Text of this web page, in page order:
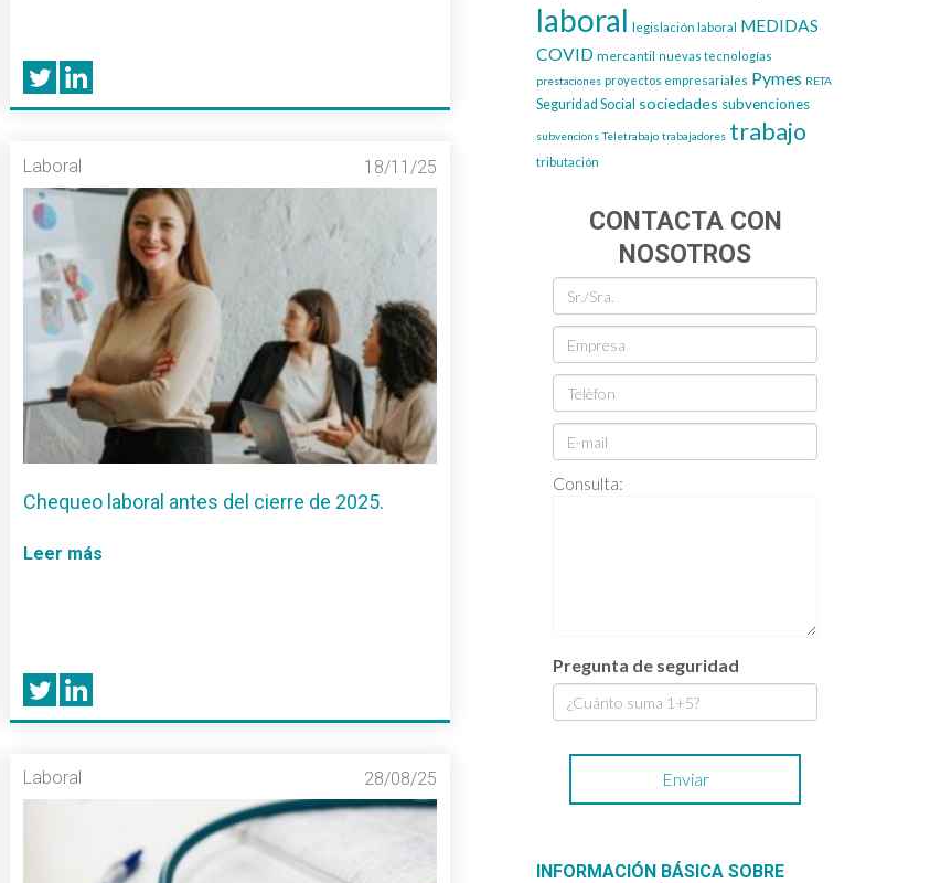
Laboral 18/11/25
Chequeo laboral antes del cierre de 2025.
Leer más
Laboral 28/08/25
laboral legislación laboral MEDIDAS
COVID mercantil nuevas tecnologías
prestaciones proyectos empresariales Pymes RETA
Seguridad Social sociedades subvenciones
subvencions Teletrabajo trabajadores trabajo
tributación
CONTACTA CON
NOSOTROS
Consulta:
Pregunta de seguridad
INFORMACIÓN BÁSICA SOBRE